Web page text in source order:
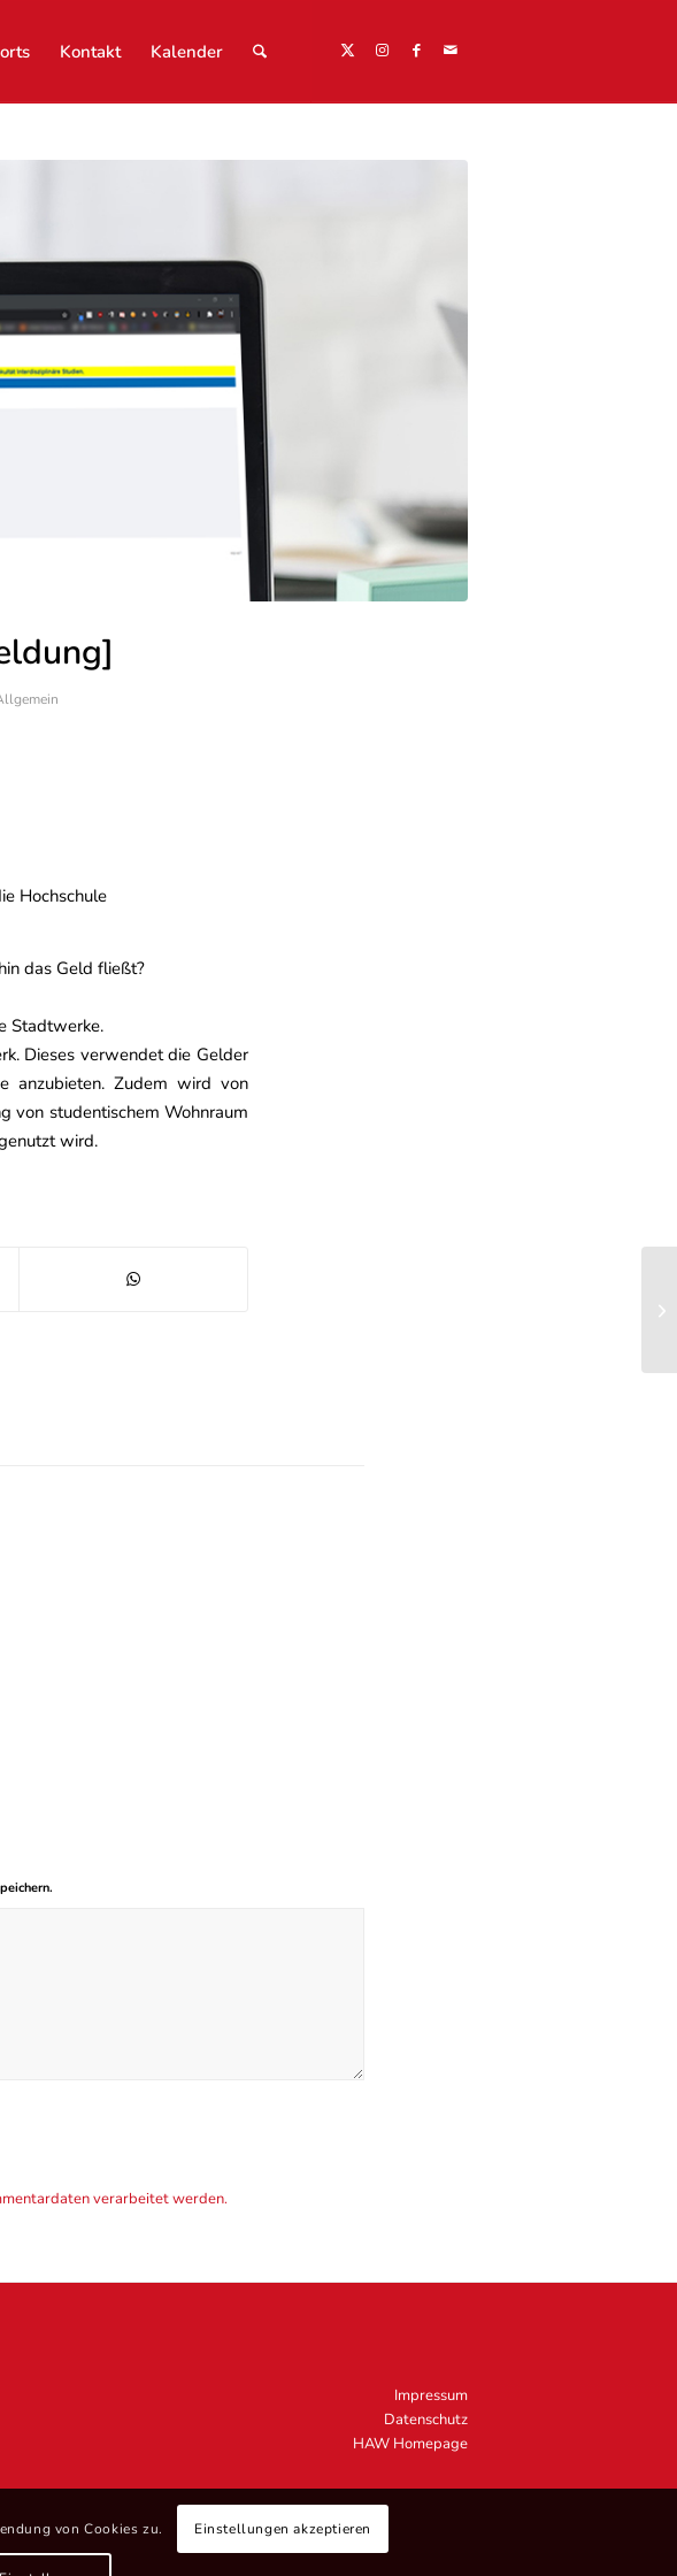
Kontakt Kalender
Hochschule
das Geld fließt?
Stadtwerke.
Dieses verwendet die Gelder
anzubieten. Zudem wird von
von studentischem Wohnraum
wird.
verarbeitet werden.
Impressum
Datenschutz
HAW Homepage
von Cookies zu. Einstellungen akzeptieren